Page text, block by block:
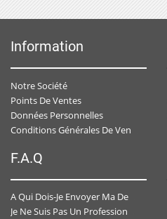
Information
Notre Société
Points De Ventes
Données Personnelles
F.A.Q